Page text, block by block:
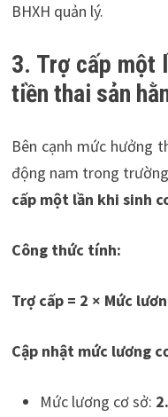
BHXH quản lý.
3. Trợ cấp một
tiền thai sản
Bên cạnh mức hưởng
động nam trong
cấp một lần khi sinh
Công thức tính:
Trợ cấp = 2 × Mức
Cập nhật mức lương
Mức lương cơ sở: